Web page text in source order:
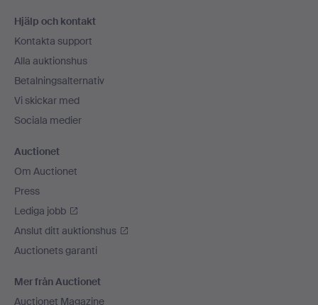
Hjälp och kontakt
Kontakta support
Alla auktionshus
Betalningsalternativ
Vi skickar med
Sociala medier
Auctionet
Om Auctionet
Press
Lediga jobb
Anslut ditt auktionshus
Auctionets garanti
Mer från Auctionet
Auctionet Magazine